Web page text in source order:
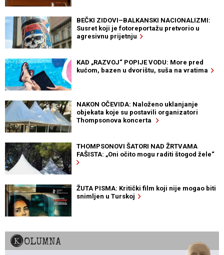
BEČKI ZIDOVI–BALKANSKI NACIONALIZMI:
Susret koji je fotoreportažu pretvorio u
agresivnu prijetnju
KAD „RAZVOJ“ POPIJE VODU: More pred
kućom, bazen u dvorištu, suša na vratima
NAKON OČEVIDA: Naloženo uklanjanje
objekata koje su postavili organizatori
Thompsonova koncerta
THOMPSONOVI ŠATORI NAD ŽRTVAMA
FAŠISTA: „Oni očito mogu raditi štogod žele“
ŽUTA PISMA: Kritički film koji nije mogao biti
snimljen u Turskoj
KOLUMNA